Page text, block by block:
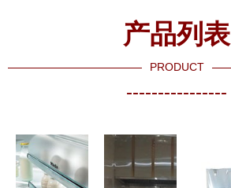
产品列表
PRODUCT
----------------